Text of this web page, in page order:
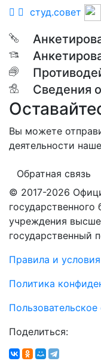
студ.совет
Сведения
Вы можете
деятельности
Обратная связь
© 2017-2026
учреждения
государственный
Правила и
Политика
Поделиться: